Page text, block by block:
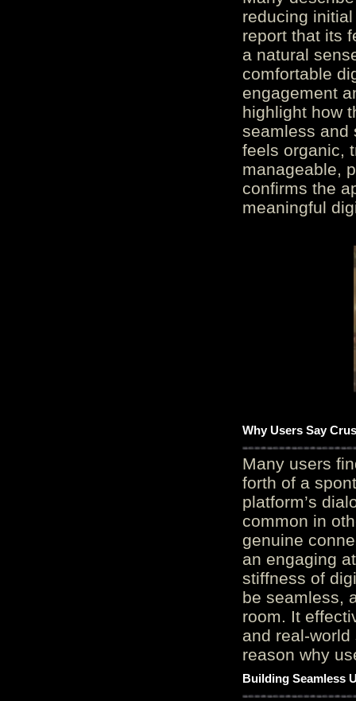
reducing
report that its
a natural
comfortable
engagement
highlight how
seamless and
feels organic,
manageable,
confirms the
meaningful
Why Users Say
Many users
forth of a
platform’s
common in
genuine
an engaging
stiffness of
be seamless,
room. It
and real-
reason why
Building Seamless